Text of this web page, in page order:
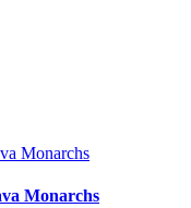
Monarchs